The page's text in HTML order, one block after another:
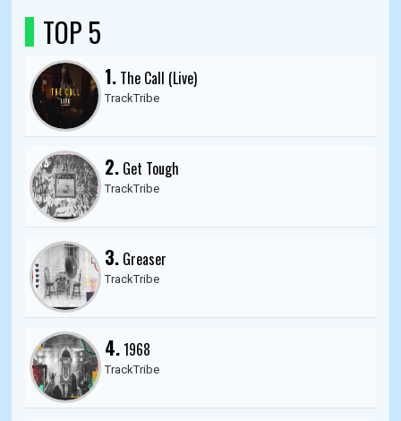
TOP 5
1. The Call (Live)
TrackTribe
2. Get Tough
TrackTribe
3. Greaser
TrackTribe
4.1968
TrackTribe